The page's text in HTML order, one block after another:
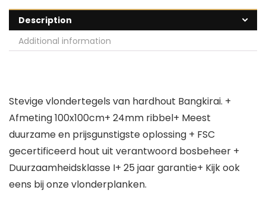
Description
Additional information
Stevige vlondertegels van hardhout Bangkirai. +
Afmeting 100x100cm+ 24mm ribbel+ Meest
duurzame en prijsgunstigste oplossing + FSC
gecertificeerd hout uit verantwoord bosbeheer +
Duurzaamheidsklasse I+ 25 jaar garantie+ Kijk ook
eens bij onze vlonderplanken.